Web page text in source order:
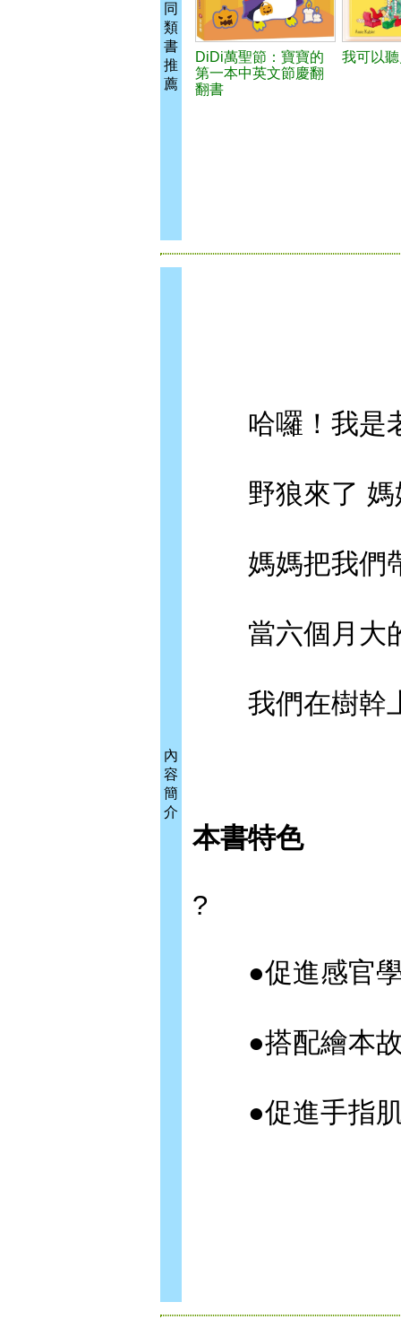
同
類
書
推
薦
DiDi萬聖節：寶寶的
第一本中英文節慶翻
翻書
我可以
內
容
簡
介
哈囉！我是老
野狼來了 媽
媽媽把我們帶
當六個月大的
我們在樹幹上
本書特色
?
●促進感官學
●搭配繪本故
●促進手指肌